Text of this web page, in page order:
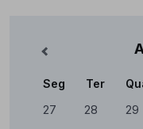
Calendário
Seg Ter
27 28 29